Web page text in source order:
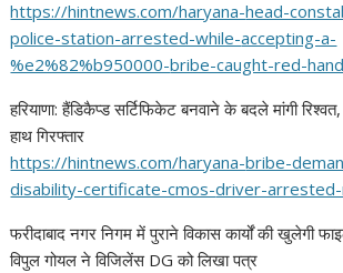
https://hintnews.com/haryana-head-
police-station-arrested-while-accepting-a-
%e2%82%b950000-bribe-caught-red-
हरियाणा: हैंडिकैप्ड सर्टिफिकेट बनवाने के बदले मांगी
हाथ गिरफ्तार
https://hintnews.com/haryana-bribe-
disability-certificate-cmos-driver-
फरीदाबाद नगर निगम में पुराने विकास कार्यों की खुलेगी
विपुल गोयल ने विजिलेंस DG को लिखा पत्र